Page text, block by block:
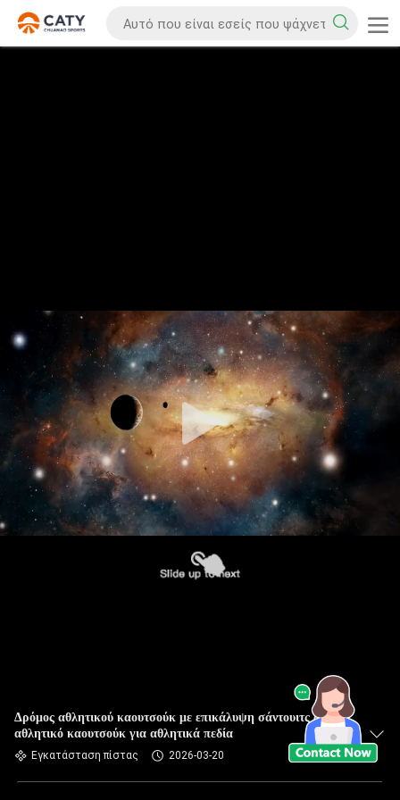
Δρόμος αθλητικού καουτσούκ με επικάλυψη σάντουιτς από
αθλητικό καουτσούκ για αθλητικά πεδία
Εγκατάσταση πίστας 2026-03-20